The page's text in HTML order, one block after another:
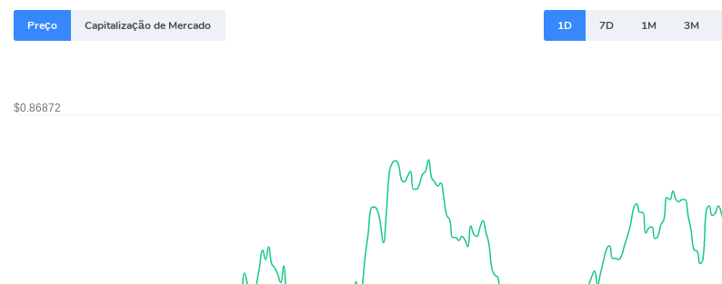
Preço Capitalização de Mercado 1D 7D 1M 3M